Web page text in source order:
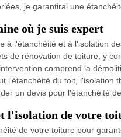
je garantirai une
où je suis expert
à l'étanchéité et à l'isolation
de rénovation de toiture, y
comprend la
l'étanchéité du toit, l'isolation
un devis pour l'étanchéité
l'isolation de votre
de votre toiture pour